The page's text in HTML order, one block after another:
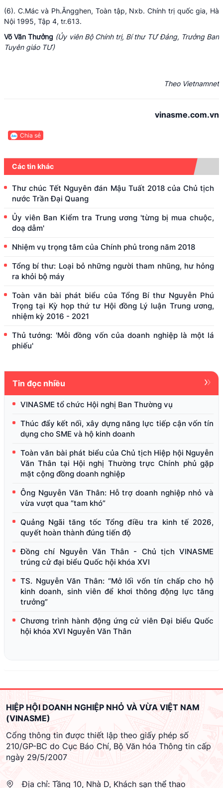
(6). C.Mác và Ph.Ăngghen, Toàn tập, Nxb. Chính trị quốc gia, Hà
Nội 1995, Tập 4, tr.613.
Võ Văn Thưởng (Ủy viên Bộ Chính trị, Bí thư TƯ Đảng, Trưởng Ban
Tuyên giáo TƯ)
Theo Vietnamnet
vinasme.com.vn
Chia sẻ
Các tin khác
Thư chúc Tết Nguyên đán Mậu Tuất 2018 của Chủ tịch
nước Trần Đại Quang
Ủy viên Ban Kiểm tra Trung ương 'từng bị mua chuộc,
doạ dẫm'
Nhiệm vụ trọng tâm của Chính phủ trong năm 2018
Tổng bí thư: Loại bỏ những người tham nhũng, hư hỏng
ra khỏi bộ máy
Toàn văn bài phát biểu của Tổng Bí thư Nguyễn Phú
Trọng tại Kỳ họp thứ tư Hội đồng Lý luận Trung ương,
nhiệm kỳ 2016 - 2021
Thủ tướng: 'Mỗi đồng vốn của doanh nghiệp là một lá
phiếu'
Tin đọc nhiều
VINASME tổ chức Hội nghị Ban Thường vụ
Thúc đẩy kết nối, xây dựng năng lực tiếp cận vốn tín
dụng cho SME và hộ kinh doanh
Toàn văn bài phát biểu của Chủ tịch Hiệp hội Nguyễn
Văn Thân tại Hội nghị Thường trực Chính phủ gặp
mặt cộng đồng doanh nghiệp
Ông Nguyễn Văn Thân: Hỗ trợ doanh nghiệp nhỏ và
vừa vượt qua “tam khó”
Quảng Ngãi tăng tốc Tổng điều tra kinh tế 2026,
quyết hoàn thành đúng tiến độ
Đồng chí Nguyễn Văn Thân - Chủ tịch VINASME
trúng cử đại biểu Quốc hội khóa XVI
TS. Nguyễn Văn Thân: “Mở lối vốn tín chấp cho hộ
kinh doanh, sinh viên để khơi thông động lực tăng
trưởng”
Chương trình hành động ứng cử viên Đại biểu Quốc
hội khóa XVI Nguyễn Văn Thân
HIỆP HỘI DOANH NGHIỆP NHỎ VÀ VỪA VIỆT NAM
(VINASME)
Cổng thông tin được thiết lập theo giấy phép số
210/GP-BC do Cục Báo Chí, Bộ Văn hóa Thông tin cấp
ngày 29/5/2007
Địa chỉ: Tầng 10, Nhà D, Khách sạn thể thao